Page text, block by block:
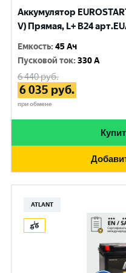
Аккумулятор
V) Прямая, L+ B24
Емкость:45 Ач
Пусковой ток:330 A
6 440руб.
6 035 руб.
при обмене
ATLANT